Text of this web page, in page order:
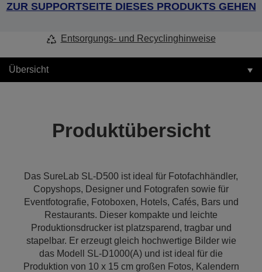
ZUR SUPPORTSEITE DIESES PRODUKTS GEHEN
Entsorgungs- und Recyclinghinweise
Übersicht
Produktübersicht
Das SureLab SL-D500 ist ideal für Fotofachhändler,
Copyshops, Designer und Fotografen sowie für
Eventfotografie, Fotoboxen, Hotels, Cafés, Bars und
Restaurants. Dieser kompakte und leichte
Produktionsdrucker ist platzsparend, tragbar und
stapelbar. Er erzeugt gleich hochwertige Bilder wie
das Modell SL-D1000(A) und ist ideal für die
Produktion von 10 x 15 cm großen Fotos, Kalendern